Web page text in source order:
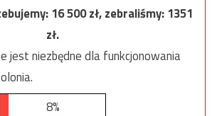
16 500zł, zebraliśmy:1351
zł.
jest niezbędne dla funkcjonowania
8%